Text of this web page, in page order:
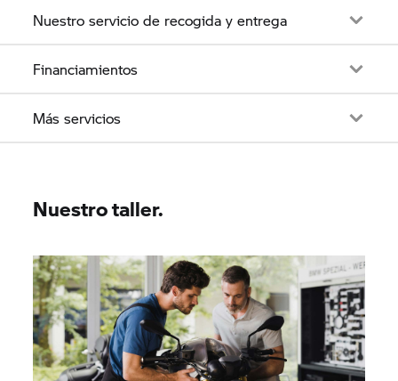
Nuestro servicio de recogida y entrega
Financiamientos
Más servicios
Nuestro taller.